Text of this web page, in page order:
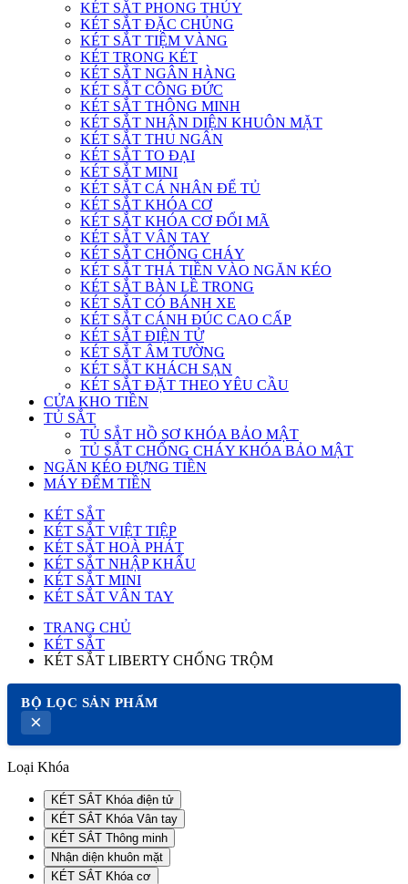
KÉT SẮT PHONG THỦY
KÉT SẮT ĐẶC CHỦNG
KÉT SẮT TIỆM VÀNG
KÉT TRONG KÉT
KÉT SẮT NGÂN HÀNG
KÉT SẮT CÔNG ĐỨC
KÉT SẮT THÔNG MINH
KÉT SẮT NHẬN DIỆN KHUÔN MẶT
KÉT SẮT THU NGÂN
KÉT SẮT TO ĐẠI
KÉT SẮT MINI
KÉT SẮT CÁ NHÂN ĐỂ TỦ
KÉT SẮT KHÓA CƠ
KÉT SẮT KHÓA CƠ ĐỔI MÃ
KÉT SẮT VÂN TAY
KÉT SẮT CHỐNG CHÁY
KÉT SẮT THẢ TIỀN VÀO NGĂN KÉO
KÉT SẮT BÀN LỀ TRONG
KÉT SẮT CÓ BÁNH XE
KÉT SẮT CÁNH ĐÚC CAO CẤP
KÉT SẮT ĐIỆN TỬ
KÉT SẮT ÂM TƯỜNG
KÉT SẮT KHÁCH SẠN
KÉT SẮT ĐẶT THEO YÊU CẦU
CỬA KHO TIỀN
TỦ SẮT
TỦ SẮT HỒ SƠ KHÓA BẢO MẬT
TỦ SẮT CHỐNG CHÁY KHÓA BẢO MẬT
NGĂN KÉO ĐỰNG TIỀN
MÁY ĐẾM TIỀN
KÉT SẮT
KÉT SẮT VIỆT TIỆP
KÉT SẮT HOÀ PHÁT
KÉT SẮT NHẬP KHẨU
KÉT SẮT MINI
KÉT SẮT VÂN TAY
TRANG CHỦ
KÉT SẮT
KÉT SẮT LIBERTY CHỐNG TRỘM
BỘ LỌC SẢN PHẨM
×
Loại Khóa
KÉT SẮT Khóa điện tử
KÉT SẮT Khóa Vân tay
KÉT SẮT Thông minh
Nhận diện khuôn mặt
KÉT SẮT Khóa cơ